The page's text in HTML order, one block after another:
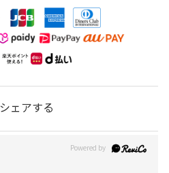
シェアする